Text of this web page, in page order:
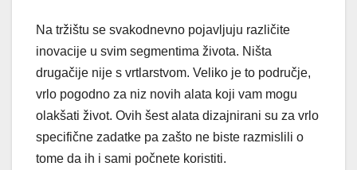
Na tržištu se svakodnevno pojavljuju različite
inovacije u svim segmentima života. Ništa
drugačije nije s vrtlarstvom. Veliko je to područje,
vrlo pogodno za niz novih alata koji vam mogu
olakšati život. Ovih šest alata dizajnirani su za vrlo
specifične zadatke pa zašto ne biste razmislili o
tome da ih i sami počnete koristiti.